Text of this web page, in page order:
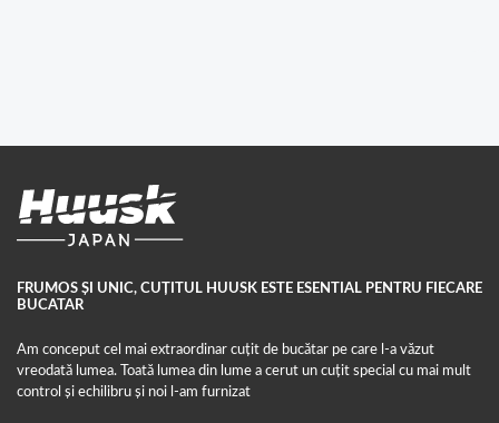
FRUMOS ȘI UNIC, CUȚITUL HUUSK ESTE ESENTIAL PENTRU FIECARE
BUCATAR
Am conceput cel mai extraordinar cuțit de bucătar pe care l-a văzut
vreodată lumea. Toată lumea din lume a cerut un cuțit special cu mai mult
control și echilibru și noi l-am furnizat